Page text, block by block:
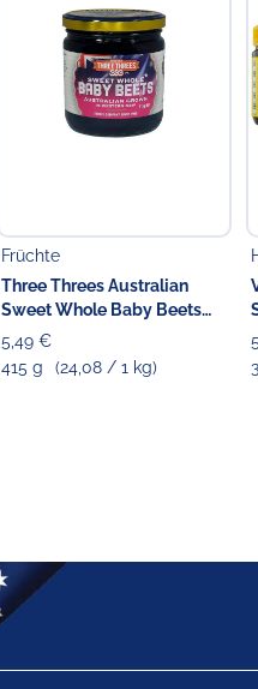
Früchte
Three Threes Australian
Sweet Whole Baby Beets
Beetroot
5,49 €
415 g
(24,08 / 1 kg)